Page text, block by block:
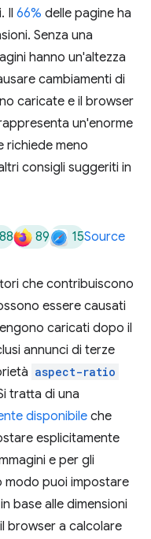
Il 66% delle pagine ha
Senza una
hanno un'altezza
cambiamenti di
caricate e il browser
un'enorme
richiede meno
consigli suggeriti in
88 89 15Source
che contribuiscono
essere causati
caricati dopo il
annunci di terze
aspect-ratio
tratta di una
disponibile che
esplicitamente
e per gli
modo puoi impostare
base alle dimensioni
browser a calcolare